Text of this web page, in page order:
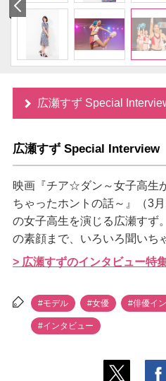
広瀬すず Special
広瀬すず Special Interview
映画『チア☆ダン～女子高生
ちゃったホントの話～』（3
の女子高生を演じる広瀬すず
の素顔まで、いろいろ聞いち
> 広瀬すずのインタビュー特
#モデル #女優 #俳優イ
#インタビュー